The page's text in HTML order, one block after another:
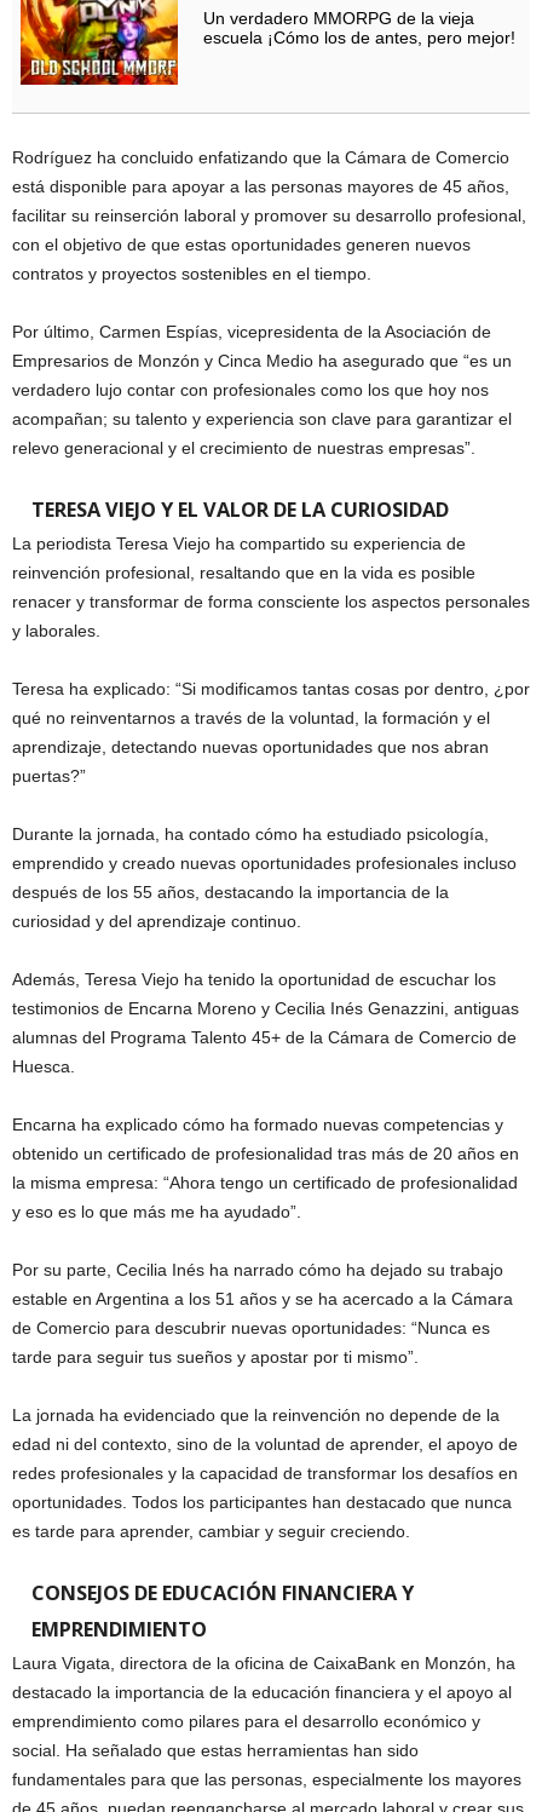
Un verdadero MMORPG de la vieja
escuela ¡Cómo los de antes, pero mejor!
Rodríguez ha concluido enfatizando que la Cámara de Comercio
está disponible para apoyar a las personas mayores de 45 años,
facilitar su reinserción laboral y promover su desarrollo profesional,
con el objetivo de que estas oportunidades generen nuevos
contratos y proyectos sostenibles en el tiempo.
Por último, Carmen Espías, vicepresidenta de la Asociación de
Empresarios de Monzón y Cinca Medio ha asegurado que “es un
verdadero lujo contar con profesionales como los que hoy nos
acompañan; su talento y experiencia son clave para garantizar el
relevo generacional y el crecimiento de nuestras empresas”.
TERESA VIEJO Y EL VALOR DE LA CURIOSIDAD
La periodista Teresa Viejo ha compartido su experiencia de
reinvención profesional, resaltando que en la vida es posible
renacer y transformar de forma consciente los aspectos personales
y laborales.
Teresa ha explicado: “Si modificamos tantas cosas por dentro, ¿por
qué no reinventarnos a través de la voluntad, la formación y el
aprendizaje, detectando nuevas oportunidades que nos abran
puertas?”
Durante la jornada, ha contado cómo ha estudiado psicología,
emprendido y creado nuevas oportunidades profesionales incluso
después de los 55 años, destacando la importancia de la
curiosidad y del aprendizaje continuo.
Además, Teresa Viejo ha tenido la oportunidad de escuchar los
testimonios de Encarna Moreno y Cecilia Inés Genazzini, antiguas
alumnas del Programa Talento 45+ de la Cámara de Comercio de
Huesca.
Encarna ha explicado cómo ha formado nuevas competencias y
obtenido un certificado de profesionalidad tras más de 20 años en
la misma empresa: “Ahora tengo un certificado de profesionalidad
y eso es lo que más me ha ayudado”.
Por su parte, Cecilia Inés ha narrado cómo ha dejado su trabajo
estable en Argentina a los 51 años y se ha acercado a la Cámara
de Comercio para descubrir nuevas oportunidades: “Nunca es
tarde para seguir tus sueños y apostar por ti mismo”.
La jornada ha evidenciado que la reinvención no depende de la
edad ni del contexto, sino de la voluntad de aprender, el apoyo de
redes profesionales y la capacidad de transformar los desafíos en
oportunidades. Todos los participantes han destacado que nunca
es tarde para aprender, cambiar y seguir creciendo.
CONSEJOS DE EDUCACIÓN FINANCIERA Y
EMPRENDIMIENTO
Laura Vigata, directora de la oficina de CaixaBank en Monzón, ha
destacado la importancia de la educación financiera y el apoyo al
emprendimiento como pilares para el desarrollo económico y
social. Ha señalado que estas herramientas han sido
fundamentales para que las personas, especialmente los mayores